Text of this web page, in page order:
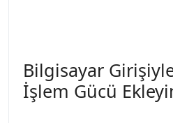
Bilgisayar
İşlem Gücü